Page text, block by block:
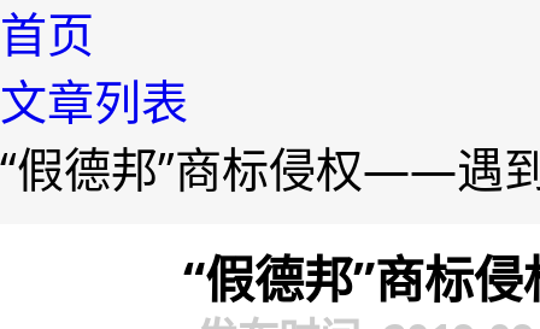
首页
文章列表
“假德邦”商标侵权——遇
“假德邦”商标